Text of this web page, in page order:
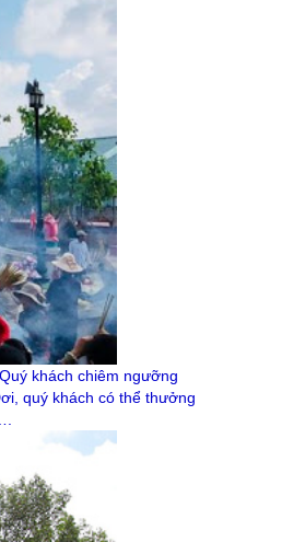
khách chiêm ngưỡng
quý khách có thể thưởng